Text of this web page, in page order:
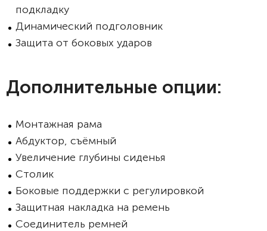
подкладку
Динамический подголовник
Защита от боковых ударов
Дополнительные опции:
Монтажная рама
Абдуктор, съёмный
Увеличение глубины сиденья
Столик
Боковые поддержки с регулировкой
Защитная накладка на ремень
Соединитель ремней